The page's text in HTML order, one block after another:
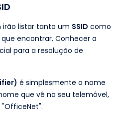
irão listar tanto um SSID como
encontrar. Conhecer a
para a resolução de
é simplesmente o nome
que vê no seu telemóvel,